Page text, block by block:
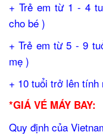
+ Trẻ em từ 1 - 4
cho bé )
+ Trẻ em từ 5 - 9
mẹ )
+ 10 tuổi trở lên
*GIÁ VÉ MÁY BAY:
Quy định của